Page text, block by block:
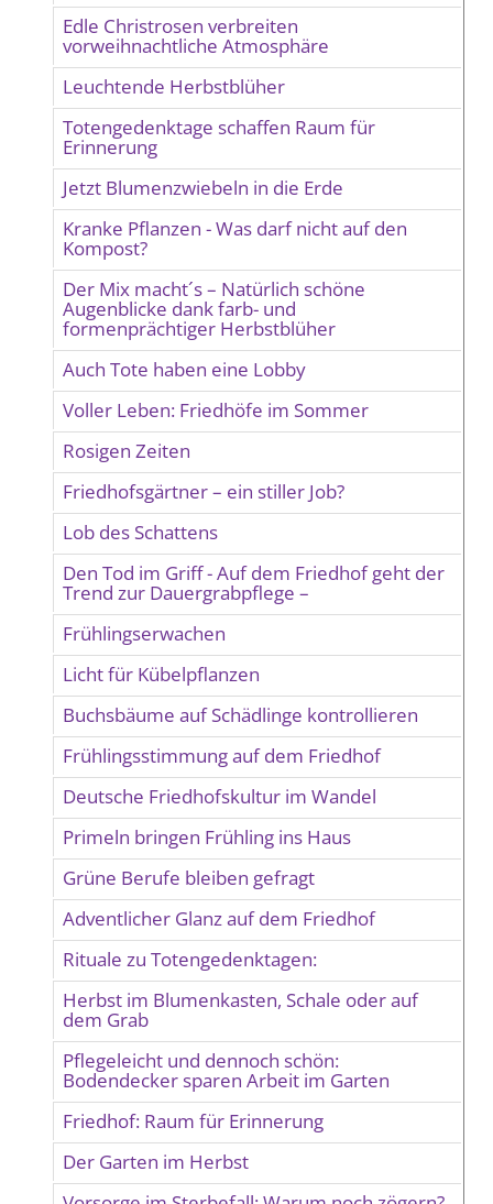
Edle Christrosen verbreiten
vorweihnachtliche Atmosphäre
Leuchtende Herbstblüher
Totengedenktage schaffen Raum für
Erinnerung
Jetzt Blumenzwiebeln in die Erde
Kranke Pflanzen - Was darf nicht auf den
Kompost?
Der Mix macht´s – Natürlich schöne
Augenblicke dank farb- und
formenprächtiger Herbstblüher
Auch Tote haben eine Lobby
Voller Leben: Friedhöfe im Sommer
Rosigen Zeiten
Friedhofsgärtner – ein stiller Job?
Lob des Schattens
Den Tod im Griff - Auf dem Friedhof geht der
Trend zur Dauergrabpflege –
Frühlingserwachen
Licht für Kübelpflanzen
Buchsbäume auf Schädlinge kontrollieren
Frühlingsstimmung auf dem Friedhof
Deutsche Friedhofskultur im Wandel
Primeln bringen Frühling ins Haus
Grüne Berufe bleiben gefragt
Adventlicher Glanz auf dem Friedhof
Rituale zu Totengedenktagen:
Herbst im Blumenkasten, Schale oder auf
dem Grab
Pflegeleicht und dennoch schön:
Bodendecker sparen Arbeit im Garten
Friedhof: Raum für Erinnerung
Der Garten im Herbst